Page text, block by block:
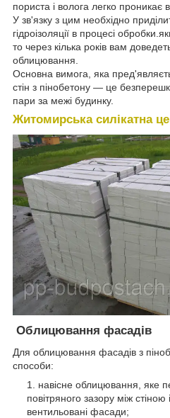
пориста і волога легко проникає
У зв'язку з цим необхідно
гідроізоляції в процесі
то через кілька років вам
облицювання.
Основна вимога, яка
стін з пінобетону ― це
пари за межі будинку.
Житомирська силікатна
Облицювання фасадів
Для облицювання фасадів з
способи:
навісне облицювання, яке
повітряного зазору між
вентильовані фасади;